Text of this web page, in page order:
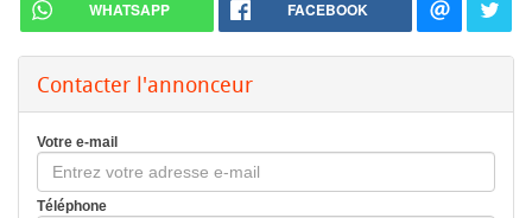
WHATSAPP FACEBOOK
Contacter l'annonceur
Votre e-mail
Téléphone